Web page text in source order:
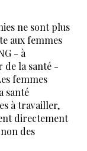
ne sont plus
aux femmes
- à
de la santé -
femmes
santé
à travailler,
directement
des